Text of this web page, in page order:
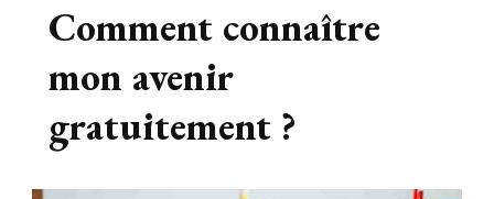
Comment connaître
mon avenir
gratuitement ?